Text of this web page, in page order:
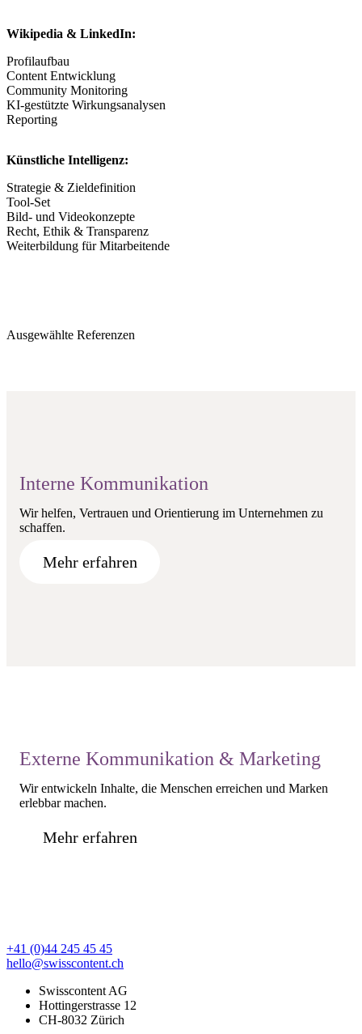
Wikipedia & LinkedIn:
Profilaufbau
Content Entwicklung
Community Monitoring
KI-gestützte Wirkungsanalysen
Reporting
Künstliche Intelligenz:
Strategie & Zieldefinition
Tool-Set
Bild- und Videokonzepte
Recht, Ethik & Transparenz
Weiterbildung für Mitarbeitende
Ausgewählte Referenzen
Interne Kommunikation
Wir helfen, Vertrauen und Orientierung im Unternehmen zu
schaffen.
Mehr erfahren
Externe Kommunikation & Marketing
Wir entwickeln Inhalte, die Menschen erreichen und Marken
erlebbar machen.
Mehr erfahren
Footer
+41 (0)44 245 45 45
hello@swisscontent.ch
Swisscontent AG
Hottingerstrasse 12
CH-8032 Zürich